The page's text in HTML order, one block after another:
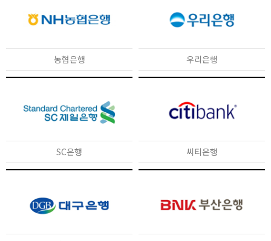
농협은행 우리은행
SC은행 씨티은행